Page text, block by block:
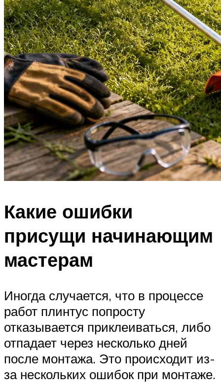
Какие ошибки
присущи начинающим
мастерам
Иногда случается, что в процессе
работ плинтус попросту
отказывается приклеиваться, либо
отпадает через несколько дней
после монтажа. Это происходит из-
за нескольких ошибок при монтаже.